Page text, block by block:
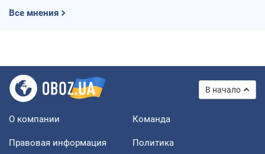
Все мнения
В начало
О компании Команда
Правовая информация
Политика